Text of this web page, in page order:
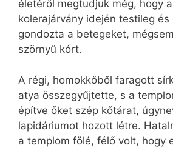
életéről megtudjuk még, hogy
kolerajárvány idején testileg és
gondozta a betegeket,
szörnyű kórt.
A régi, homokkőből faragott
atya összegyűjtette, s a
építve őket szép kőtárat,
lapidáriumot hozott létre.
a templom fölé, félő volt, hogy